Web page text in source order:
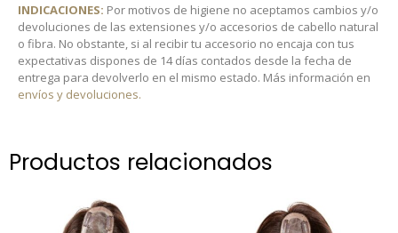
INDICACIONES: Por motivos de higiene no aceptamos cambios y/o
devoluciones de las extensiones y/o accesorios de cabello natural
o fibra. No obstante, si al recibir tu accesorio no encaja con tus
expectativas dispones de 14 días contados desde la fecha de
entrega para devolverlo en el mismo estado. Más información en
envíos y devoluciones.
Productos relacionados